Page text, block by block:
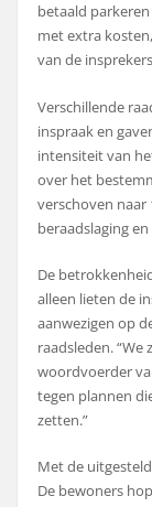
betaald
met extra
van de
Verschillende
inspraak en
intensiteit van
over het
verschoven
beraadslaging
De
alleen lieten de
aanwezigen op
raadsleden. “We
woordvoerder
tegen plannen
zetten.”
Met de
De bewoners